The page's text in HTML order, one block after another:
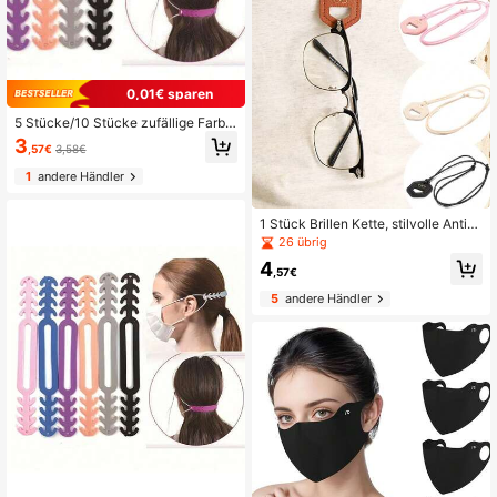
0,01€ sparen
5 Stücke/10 Stücke zufällige Farbe
n Einweg Maske mit Anti-Kneifen O
hrschutz und verstellbarem Verschl
uss
3 ,57€ 3,58€
1andere Händler
1 Stück Brillen Kette, stilvolle Anti-V
erlust Brillen Halsband, All-Match
Mode Brillenband, Mode Brillenban
d Brillenband für Frauen und Männe
26 übrig
4 ,57€
5andere Händler